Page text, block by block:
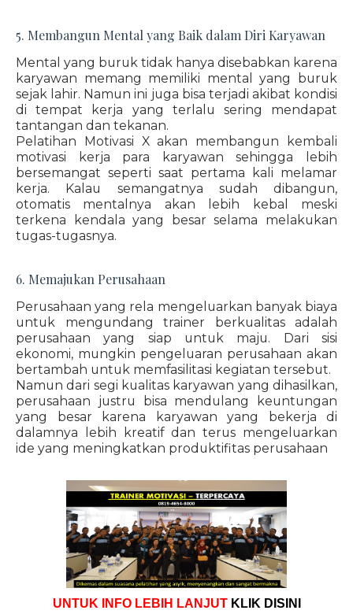
5. Membangun Mental yang Baik dalam Diri Karyawan
Mental yang buruk tidak hanya disebabkan karena
karyawan memang memiliki mental yang buruk
sejak lahir. Namun ini juga bisa terjadi akibat kondisi
di tempat kerja yang terlalu sering mendapat
tantangan dan tekanan.
Pelatihan Motivasi X akan membangun kembali
motivasi kerja para karyawan sehingga lebih
bersemangat seperti saat pertama kali melamar
kerja. Kalau semangatnya sudah dibangun,
otomatis mentalnya akan lebih kebal meski
terkena kendala yang besar selama melakukan
tugas-tugasnya.
6. Memajukan Perusahaan
Perusahaan yang rela mengeluarkan banyak biaya
untuk mengundang trainer berkualitas adalah
perusahaan yang siap untuk maju. Dari sisi
ekonomi, mungkin pengeluaran perusahaan akan
bertambah untuk memfasilitasi kegiatan tersebut.
Namun dari segi kualitas karyawan yang dihasilkan,
perusahaan justru bisa mendulang keuntungan
yang besar karena karyawan yang bekerja di
dalamnya lebih kreatif dan terus mengeluarkan
ide yang meningkatkan produktifitas perusahaan
UNTUK INFO LEBIH LANJUT KLIK DISINI